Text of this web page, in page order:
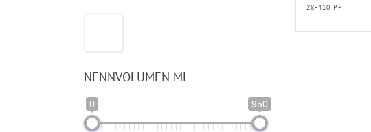
28-410 PP
NENNVOLUMEN ML
0 950